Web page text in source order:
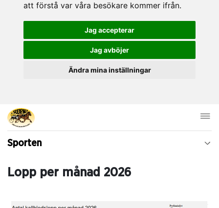
att förstå var våra besökare kommer ifrån.
Jag accepterar
Jag avböjer
Ändra mina inställningar
Sporten
Lopp per månad 2026